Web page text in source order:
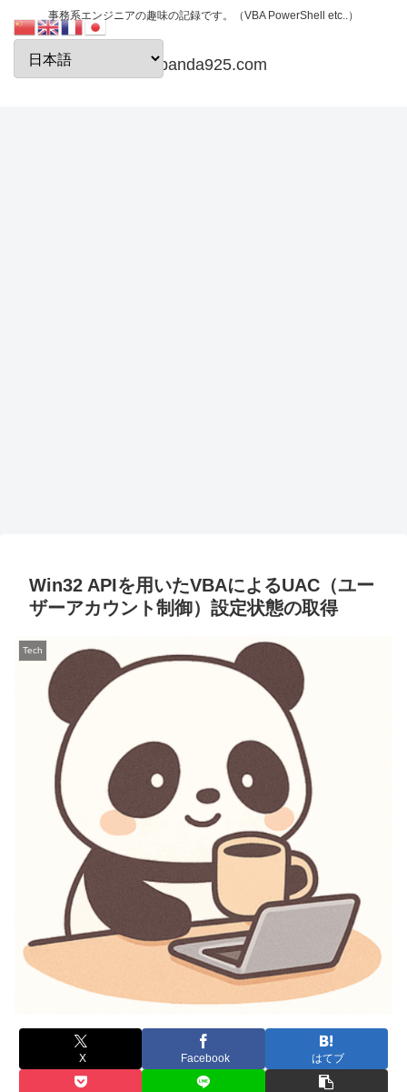
事務系エンジニアの趣味の記録です。（VBA PowerShell etc..）
papanda925.com
Win32 APIを用いたVBAによるUAC（ユー
ザーアカウント制御）設定状態の取得
Tech
X Facebook はてブ